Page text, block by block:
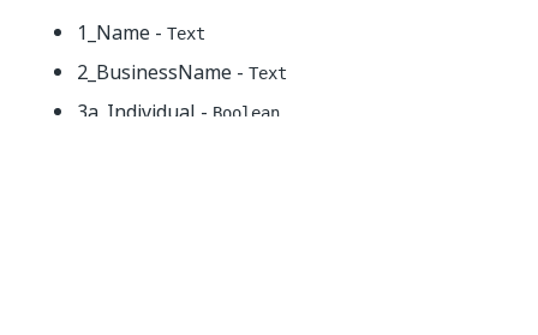
1_Name - Text
2_BusinessName - Text
3a_Individual - Boolean